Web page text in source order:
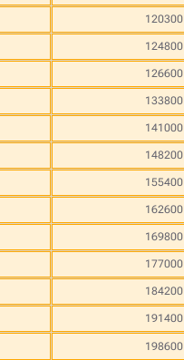
120300
124800
126600
133800
141000
148200
155400
162600
169800
177000
184200
191400
198600